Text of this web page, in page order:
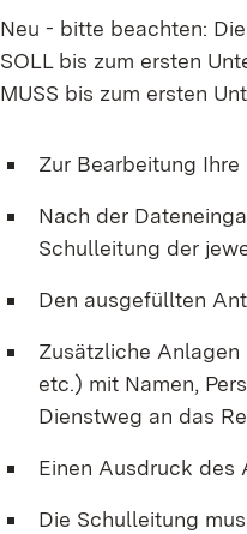
Neu - bitte beachten:
SOLL bis zum ersten
MUSS bis zum ersten
Zur Bearbeitung
Nach der
Schulleitung der
Den ausgefüllten
Zusätzliche Anlagen
etc.) mit Namen,
Dienstweg an das
Einen Ausdruck des
Die Schulleitung